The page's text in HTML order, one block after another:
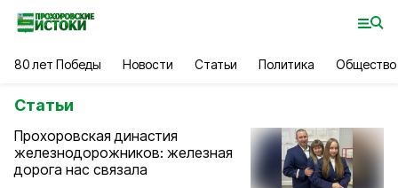
80 лет Победы Новости Статьи Политика Общество
Статьи
Прохоровская династия
железнодорожников: железная
дорога нас связала